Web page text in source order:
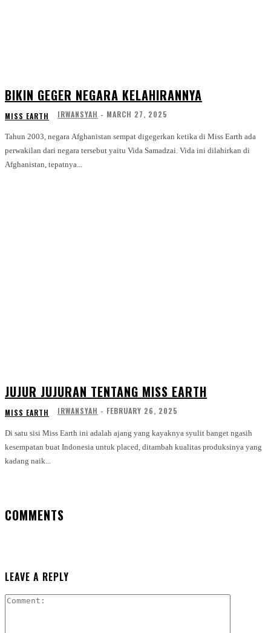
BIKIN GEGER NEGARA KELAHIRANNYA
MISS EARTH IRWANSYAH - MARCH 27, 2025
Tahun 2003, negara Afghanistan sempat digegerkan ketika di Miss Earth ada
perwakilan dari negara tersebut yaitu Vida Samadzai. Vida ini dilahirkan di
Afghanistan, tepatnya...
JUJUR JUJURAN TENTANG MISS EARTH
MISS EARTH IRWANSYAH - FEBRUARY 26, 2025
Di satu sisi Miss Earth ini adalah ajang yang kayaknya syulit banget ngasih
kesempatan buat Indonesia untuk placed, ditambah kualitas produksinya yang
kadang naik...
COMMENTS
LEAVE A REPLY